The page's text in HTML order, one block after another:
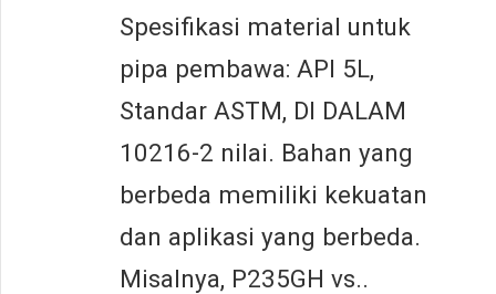
Spesifikasi material untuk
pipa pembawa: API 5L,
Standar ASTM, DI DALAM
10216-2 nilai. Bahan yang
berbeda memiliki kekuatan
dan aplikasi yang berbeda.
Misalnya, P235GH vs..